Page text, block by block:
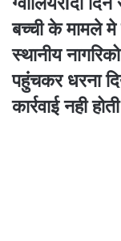
बच्ची के मामले मे
स्थानीय
पहुंचकर धरना
कार्रवाई नही